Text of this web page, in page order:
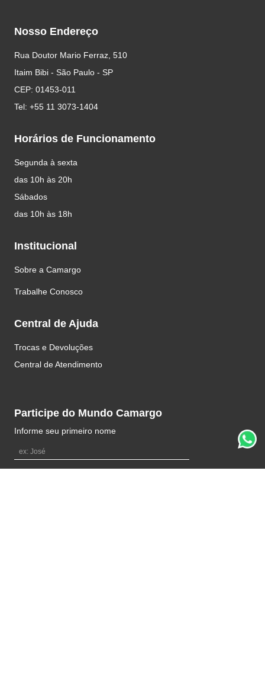
Nosso Endereço
Rua Doutor Mario Ferraz, 510
Itaim Bibi - São Paulo - SP
CEP: 01453-011
Tel: +55 11 3073-1404
Horários de Funcionamento
Segunda à sexta
das 10h às 20h
Sábados
das 10h às 18h
Institucional
Sobre a Camargo
Trabalhe Conosco
Central de Ajuda
Trocas e Devoluções
Central de Atendimento
Participe do Mundo Camargo
Informe seu primeiro nome